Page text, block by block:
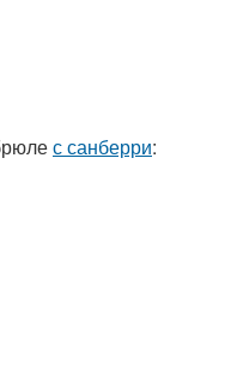
с санберри: